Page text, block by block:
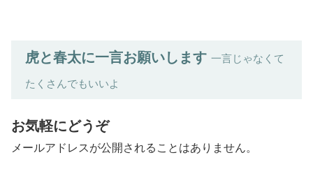
虎と春太に一言お願いします 一言じゃなくて
たくさんでもいいよ
お気軽にどうぞ
メールアドレスが公開されることはありません。